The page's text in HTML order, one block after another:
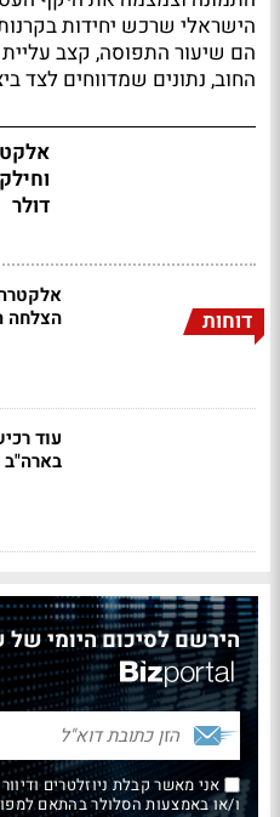
הישראלי שרכש יחידות
הם שיעור התפוסה, קצב
החוב, נתונים שמדווחים לצד
דולר
דוחות
הצלחה
עוד
בארה"ב - ב-53
הירשם לסיכום היומי
אני מאשר קבלת ניוזלטרים
ו/או באמצעות הסלולר בהתאם למפורט בסעיף